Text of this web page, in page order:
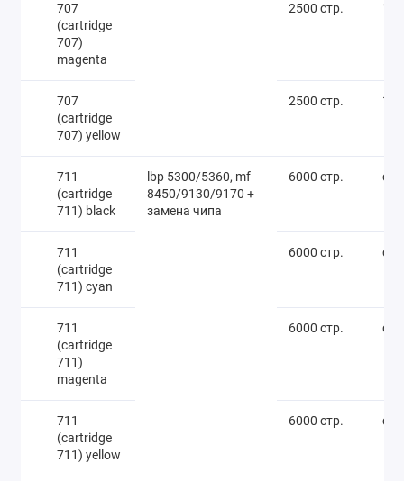
707
(cartridge
707)
magenta
2500 стр. 1
707
(cartridge
707) yellow
2500 стр. 1
711
(cartridge
711) black
lbp 5300/5360, mf
8450/9130/9170 +
замена чипа
6000 стр. call
711
(cartridge
711) cyan
6000 стр. call
711
(cartridge
711)
magenta
6000 стр. call
711
(cartridge
711) yellow
6000 стр. call